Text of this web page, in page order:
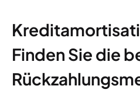
Finden Sie die